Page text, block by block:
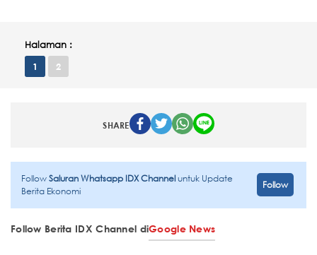
Halaman :
1 2
SHARE
FollowSaluran Whatsapp IDX Channeluntuk Update
Berita Ekonomi
Follow
Follow Berita IDX Channel diGoogle News